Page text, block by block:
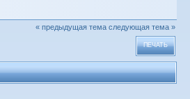
« предыдущая тема следующая тема »
ПЕЧАТЬ